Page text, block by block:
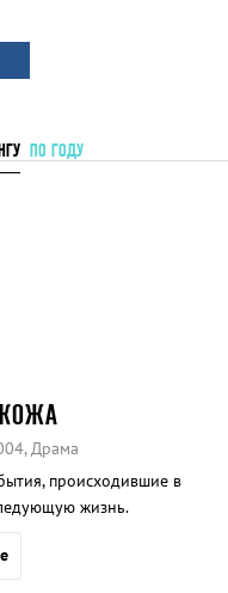
ПО ГОДУ
Драма
происходившие в
жизнь.